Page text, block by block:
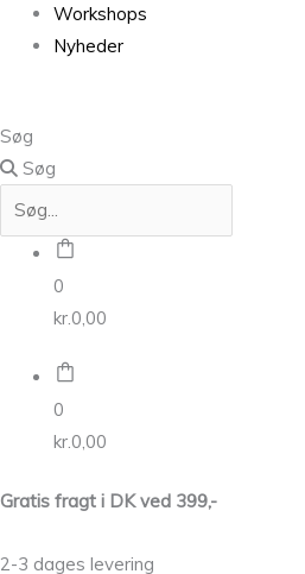
Workshops
Nyheder
Søg
Søg
0
kr.0,00
0
kr.0,00
Gratis fragt i DK ved 399,-
2-3 dages levering